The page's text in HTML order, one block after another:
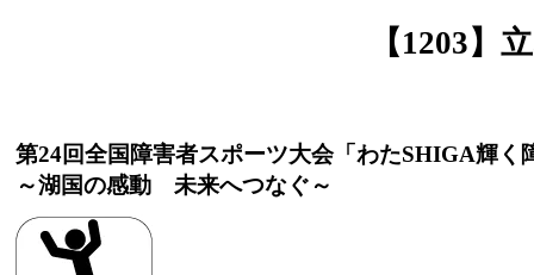
【1203
第24回全国障害者スポーツ大会「わたSHIGA輝
～湖国の感動 未来へつなぐ～